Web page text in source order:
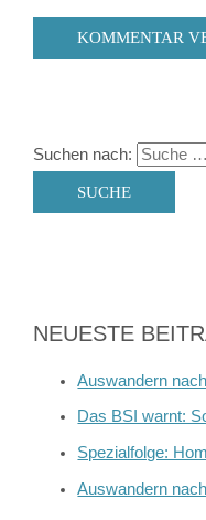
Suchen nach:
NEUESTE
Auswandern
Das BSI warnt:
Spezialfolge:
Auswandern